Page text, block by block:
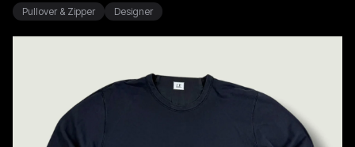
Pullover & Zipper Designer